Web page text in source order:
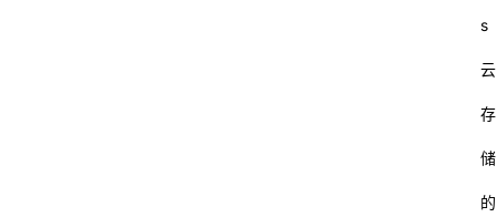
s
云
存
储
的